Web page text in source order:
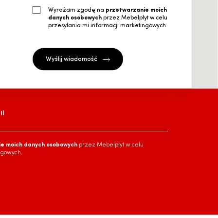
Wyrażam zgodę na przetwarzanie moich
danych osobowychprzez Mebelpłyt w celu
przesyłania mi informacji marketingowych.
moich danych osobowych przez Mebelpłyt w celu